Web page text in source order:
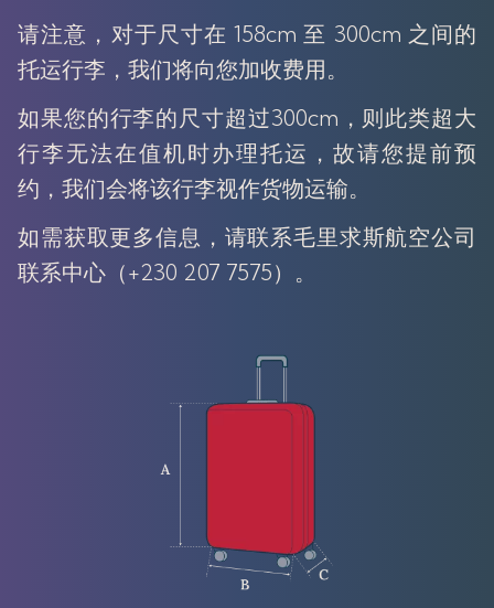
请注意，对于尺寸在 158cm 至 300cm 之间的
托运行李，我们将向您加收费用。
如果您的行李的尺寸超过300cm，则此类超大
行李无法在值机时办理托运，故请您提前预
约，我们会将该行李视作货物运输。
如需获取更多信息，请联系毛里求斯航空公司
联系中心（+230 207 7575）。